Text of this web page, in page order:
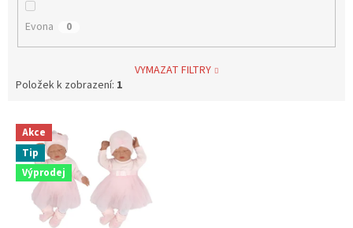
Evona 0
VYMAZAT FILTRY
Položek k zobrazení: 1
p
Akce
Tip
Výprodej